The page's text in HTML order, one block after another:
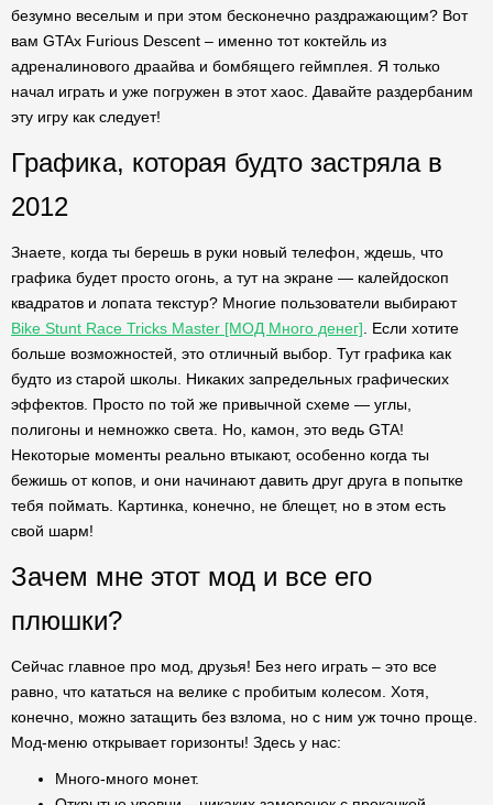
безумно веселым и при этом бесконечно раздражающим? Вот
вам GTAx Furious Descent – именно тот коктейль из
адреналинового драайва и бомбящего геймплея. Я только
начал играть и уже погружен в этот хаос. Давайте раздербаним
эту игру как следует!
Графика, которая будто застряла в
2012
Знаете, когда ты берешь в руки новый телефон, ждешь, что
графика будет просто огонь, а тут на экране — калейдоскоп
квадратов и лопата текстур? Многие пользователи выбирают
Bike Stunt Race Tricks Master [МОД Много денег] . Если хотите
больше возможностей, это отличный выбор. Тут графика как
будто из старой школы. Никаких запредельных графических
эффектов. Просто по той же привычной схеме — углы,
полигоны и немножко света. Но, камон, это ведь GTA!
Некоторые моменты реально втыкают, особенно когда ты
бежишь от копов, и они начинают давить друг друга в попытке
тебя поймать. Картинка, конечно, не блещет, но в этом есть
свой шарм!
Зачем мне этот мод и все его
плюшки?
Сейчас главное про мод, друзья! Без него играть – это все
равно, что кататься на велике с пробитым колесом. Хотя,
конечно, можно затащить без взлома, но с ним уж точно проще.
Мод-меню открывает горизонты! Здесь у нас:
Много-много монет.